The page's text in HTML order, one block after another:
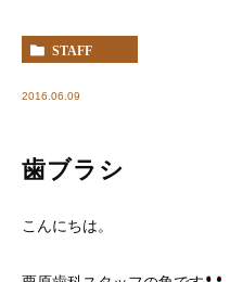
STAFF
2016.06.09
歯ブラシ
こんにちは。